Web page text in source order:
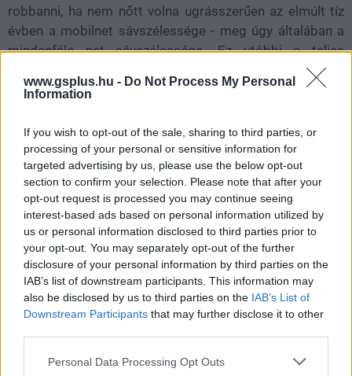
www.gsplus.hu - Do Not Process My Personal
Information
If you wish to opt-out of the sale, sharing to third parties, or
processing of your personal or sensitive information for
targeted advertising by us, please use the below opt-out
section to confirm your selection. Please note that after your
opt-out request is processed you may continue seeing
interest-based ads based on personal information utilized by
us or personal information disclosed to third parties prior to
your opt-out. You may separately opt-out of the further
disclosure of your personal information by third parties on the
IAB’s list of downstream participants. This information may
also be disclosed by us to third parties on the IAB’s List of
Downstream Participants that may further disclose it to other
Please note that this website/app uses one or more Google
Personal Data Processing Opt Outs
robbanni, ha nem nőtt volna ugrásszerűen az elmúlt tíz
évben a mobilnet sávszélessége - meg úgy általában a
mindenféle net sávszélessége. Ez utóbbi a teljes
játékpiacra nagy hatással volt. Ma már a digitális
játékkódok vásárlása a "normális" (Amerikában jelenleg
háttérbe szorultak. Ráadásul egyre több online
játékboltból válogathatunk a Steamtől a GOG-on át az
Epic Store-ig (és akkor még a humble bundle-
csomagokról nem is beszéltünk). Ezenkívül pedig egyre
erősebb trend lett a cloud gaming, vagyis a központi
szerverből futtatott és a saját gépen streamelt játék. A
Sony erre is ráharapott: megvett két korai úttörőt - a
2010-ben indított OnLive-ot és a Gaikai nevű,
felhőtechnológiát fejlesztő céget, majd az évtized
közepén elindította a PlayStation Now-t. A Microsoft
egy nagy játékos beszállt a piacra: a Google a Stadia